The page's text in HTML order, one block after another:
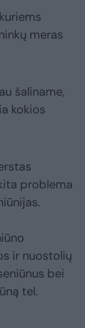
meras
šaliname,
kokios
problema
ir nuostolių
bei
tel.